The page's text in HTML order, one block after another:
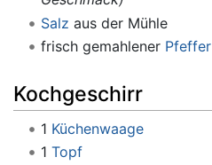
Salz aus der Mühle
frisch gemahlener Pfeffer
Kochgeschirr
1 Küchenwaage
1 Topf